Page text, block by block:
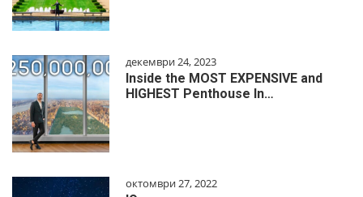
декември 24, 2023
Inside the MOST EXPENSIVE and
HIGHEST Penthouse In…
октомври 27, 2022